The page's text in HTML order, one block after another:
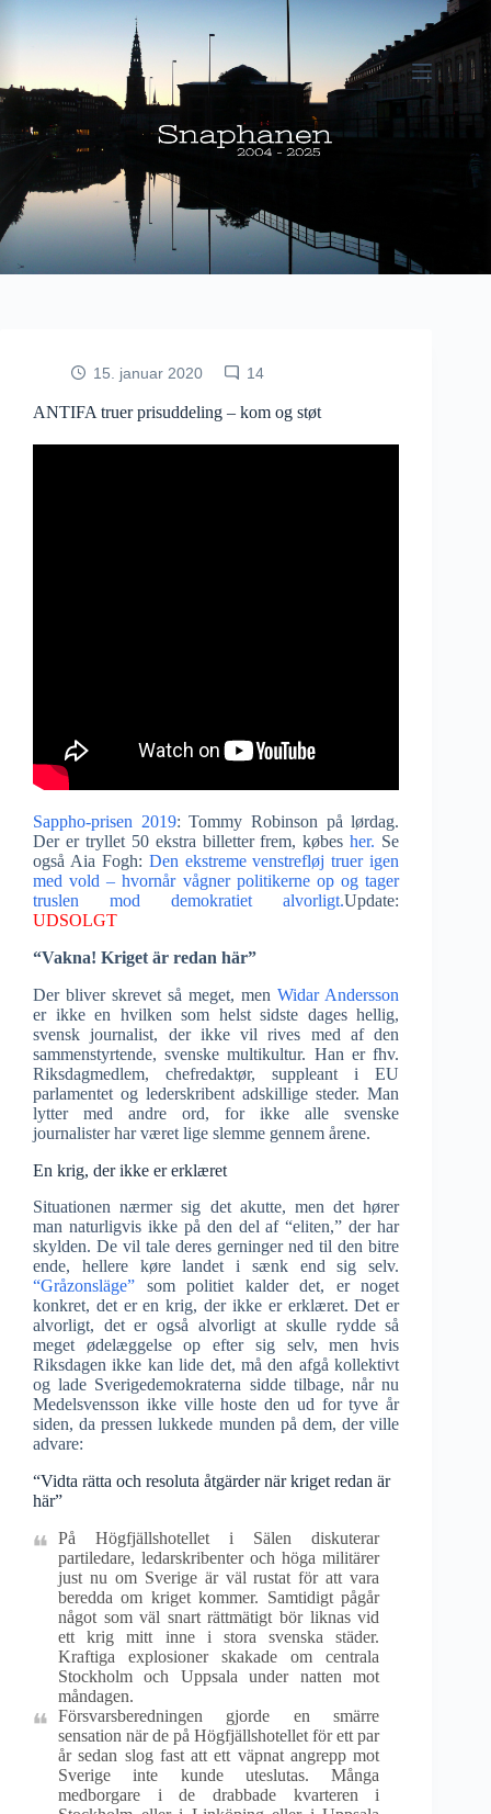
15. januar 2020 14
ANTIFA truer prisuddeling – kom og støt
Sappho-prisen 2019: Tommy Robinson på lørdag.
Der er tryllet 50 ekstra billetter frem, købes her. Se
også Aia Fogh: Den ekstreme venstrefløj truer igen
med vold – hvornår vågner politikerne op og tager
truslen mod demokratiet alvorligt.Update:
UDSOLGT
“Vakna! Kriget är redan här”
Der bliver skrevet så meget, menWidar Andersson
er ikke en hvilken som helst sidste dages hellig,
svensk journalist, der ikke vil rives med af den
sammenstyrtende, svenske multikultur. Han er fhv.
Riksdagmedlem, chefredaktør, suppleant i EU
parlamentet og lederskribent adskillige steder. Man
lytter med andre ord, for ikke alle svenske
journalister har været lige slemme gennem årene.
En krig, der ikke er erklæret
Situationen nærmer sig det akutte, men det hører
man naturligvis ikke på den del af “eliten,” der har
skylden. De vil tale deres gerninger ned til den bitre
ende, hellere køre landet i sænk end sig selv.
“Gråzonsläge” som politiet kalder det, er noget
konkret, det er en krig, der ikke er erklæret. Det er
alvorligt, det er også alvorligt at skulle rydde så
meget ødelæggelse op efter sig selv, men hvis
Riksdagen ikke kan lide det, må den afgå kollektivt
og lade Sverigedemokraterna sidde tilbage, når nu
Medelsvensson ikke ville hoste den ud for tyve år
siden, da pressen lukkede munden på dem, der ville
advare:
“Vidta rätta och resoluta åtgärder när kriget redan är
här”
På Högfjällshotellet i Sälen diskuterar
partiledare, ledarskribenter och höga militärer
just nu om Sverige är väl rustat för att vara
beredda om kriget kommer. Samtidigt pågår
något som väl snart rättmätigt bör liknas vid
ett krig mitt inne i stora svenska städer.
Kraftiga explosioner skakade om centrala
Stockholm och Uppsala under natten mot
måndagen.
Försvarsberedningen gjorde en smärre
sensation när de på Högfjällshotellet för ett par
år sedan slog fast att ett väpnat angrepp mot
Sverige inte kunde uteslutas. Många
medborgare i de drabbade kvarteren i